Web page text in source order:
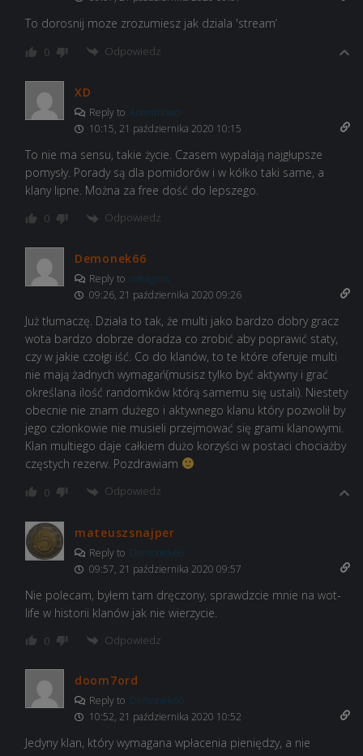
To dorosnij moze zrozumiesz jak dziala 'stream’
0 Odpowiedz
XD
Reply to Anonimowo
10:15, 21 października 2020 10:15
To nie ma sensu, takie życie. Czasem wypalają najgłupsze
pomysły. Porady są dla pomidorów i w kółko taki same, a
klany lipne. Można za free dość do lepszego.
0 Odpowiedz
Demonek66
Reply to colraginis
09:26, 21 października 2020 09:26
Już tłumaczę. Działa to tak, że multi jako bardzo dobry gracz
wota bardzo dobrze doradza co zrobić aby poprawić staty,
czy w jakie czołgi iść. Co do klanów, to te które oferuje multi
nie mają żadnych wymagań(musisz tylko być aktywny i grać
określana ilość randomków którą samemu się ustali). Niestety
obecnie nie znam dużego i aktywnego klanu który pozwolił by
jego członkowie nie musieli przejmować się grami klanowymi.
Klan multiego daje całkiem dużo korzyści w postaci chociażby
częstych rezerw. Pozdrawiam
0 Odpowiedz
mateuszsnajper
Reply to Demonek66
09:57, 21 października 2020 09:57
Nie polecam, byłem tam dręczony, sprawdzcie mnie na wot-
life w historii klanów jak nie wierzycie.
0 Odpowiedz
doom7ord
Reply to Demonek66
10:52, 21 października 2020 10:52
Jedyny klan, który wymagana wpłacenia pieniędzy, a nie